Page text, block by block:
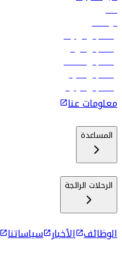
فنادق
الوظائف
رحلات إلى تبيليسي
رحلات إلى الرياض
رحلات إلى مسقط
رحلات إلى ماليه
رحلات إلى كولومبو
معلومات عنا
المساعدة
الرحلات الرائجة
الوظائف الأخبار سياساتنا